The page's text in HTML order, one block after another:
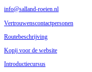
info@salland-roeien.nl
Vertrouwenscontactpersonen
Routebeschrijving
Kopij voor de website
Introductiecursus